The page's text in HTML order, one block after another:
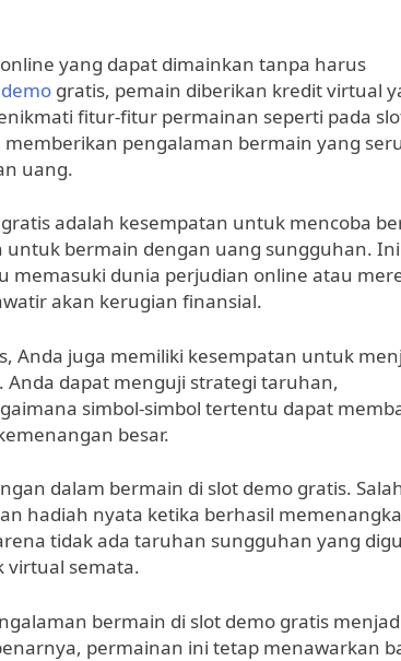
yang dapat dimainkan tanpa harus
gratis, pemain diberikan kredit virtual
fitur-fitur permainan seperti pada
pengalaman bermain yang
uang.
adalah kesempatan untuk mencoba
bermain dengan uang sungguhan.
dunia perjudian online atau
akan kerugian finansial.
Anda juga memiliki kesempatan untuk
dapat menguji strategi taruhan,
simbol-simbol tertentu dapat
besar.
dalam bermain di slot demo gratis.
hadiah nyata ketika berhasil
tidak ada taruhan sungguhan yang
virtual semata.
bermain di slot demo gratis
permainan ini tetap menawarkan